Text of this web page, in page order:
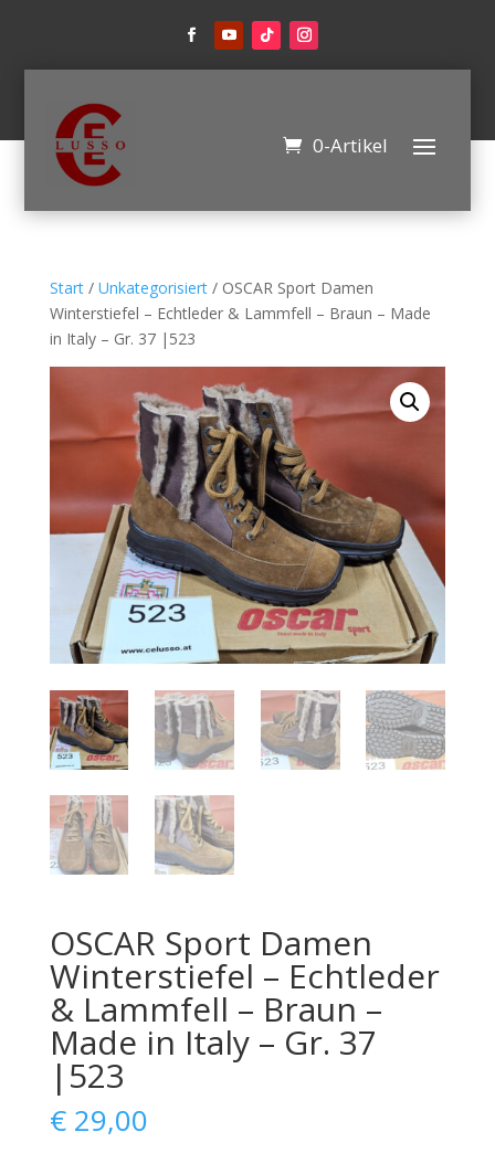
0-Artikel
Start/ Unkategorisiert/ OSCAR Sport Damen
Winterstiefel – Echtleder & Lammfell – Braun – Made
in Italy – Gr. 37 |523
OSCAR Sport Damen
Winterstiefel – Echtleder
& Lammfell – Braun –
Made in Italy – Gr. 37
|523
€29,00